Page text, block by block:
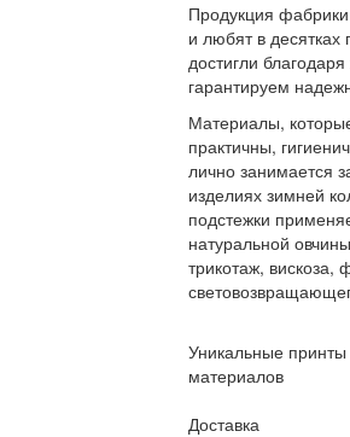
Продукция
и любят в десятках
достигли
гарантируем
Материалы,
практичны,
лично занимается
изделиях зимней
подстежки
натуральной
трикотаж, вискоза,
Уникальные принты
материалов
Доставка